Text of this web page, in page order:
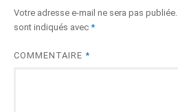
Votre adresse e-mail ne sera pas publiée.
sont indiqués avec *
COMMENTAIRE *